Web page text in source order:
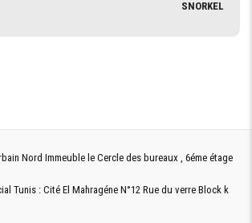
SNORKEL
Nord Immeuble le Cercle des bureaux , 6éme étage
Tunis : Cité El Mahragéne N°12 Rue du verre Block k